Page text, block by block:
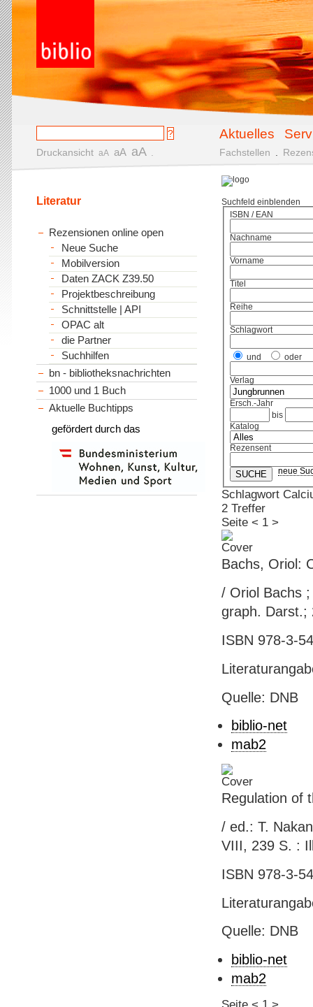
Aktuelles
Druckansicht aA aA aA Fachstellen
Suchfeld einblenden
ISBN / EAN
Nachname
Vorname
Titel
Reihe
Schlagwort
und oder
Verlag
Ersch.-Jahr
bis
Katalog
Rezensent
neue
Schlagwort
2 Treffer
Seite < 1 >
Bachs, Oriol:
/ Oriol Bachs
graph. Darst.;
ISBN 978-3-
Quelle: DNB
biblio-net
mab2
Regulation of
/ ed.: T.
VIII, 239 S. :
ISBN 978-3-
Quelle: DNB
biblio-net
mab2
Literatur
Rezensionen online open
Neue Suche
Mobilversion
Daten ZACK Z39.50
Projektbeschreibung
Schnittstelle | API
OPAC alt
die Partner
Suchhilfen
bn - bibliotheksnachrichten
1000 und 1 Buch
Aktuelle Buchtipps
gefördert durch das